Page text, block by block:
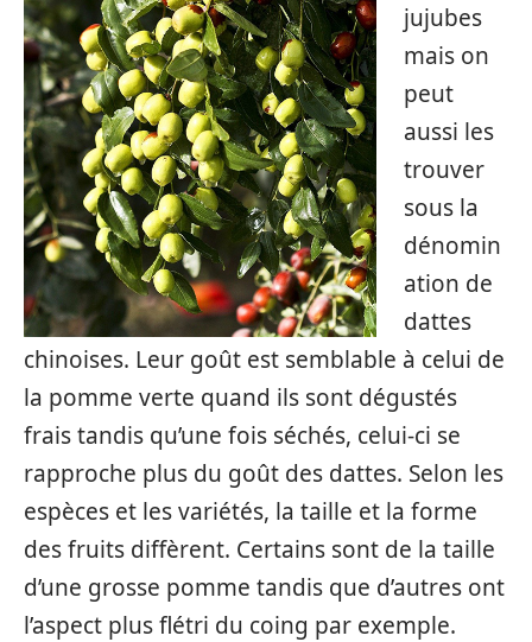
jujubes
mais on
peut
aussi les
trouver
sous la
dénomin
ation de
dattes
chinoises. Leur goût est semblable à celui de
la pomme verte quand ils sont dégustés
frais tandis qu’une fois séchés, celui-ci se
rapproche plus du goût des dattes. Selon les
espèces et les variétés, la taille et la forme
des fruits diffèrent. Certains sont de la taille
d’une grosse pomme tandis que d’autres ont
l’aspect plus flétri du coing par exemple.